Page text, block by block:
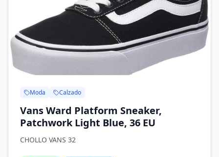
Moda Calzado
Vans Ward Platform Sneaker,
Patchwork Light Blue, 36 EU
CHOLLO VANS 32